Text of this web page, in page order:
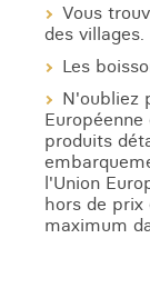
Vous
des villages.
Les
N'oubliez
produits
l'Union
hors de prix
maximum